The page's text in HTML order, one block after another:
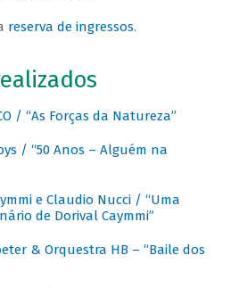
reserva de ingressos.
/ “As Forças da Natureza”
/ “50 Anos – Alguém na
e Claudio Nucci / “Uma
de Dorival Caymmi”
& Orquestra HB – “Baile dos